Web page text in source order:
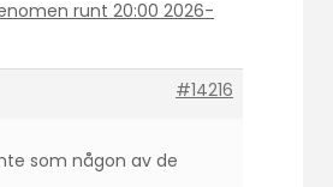
runt 20:00 2026-
#14216
som någon av de